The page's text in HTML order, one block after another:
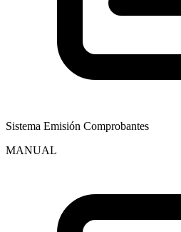
Sistema Emisión Comprobantes
MANUAL